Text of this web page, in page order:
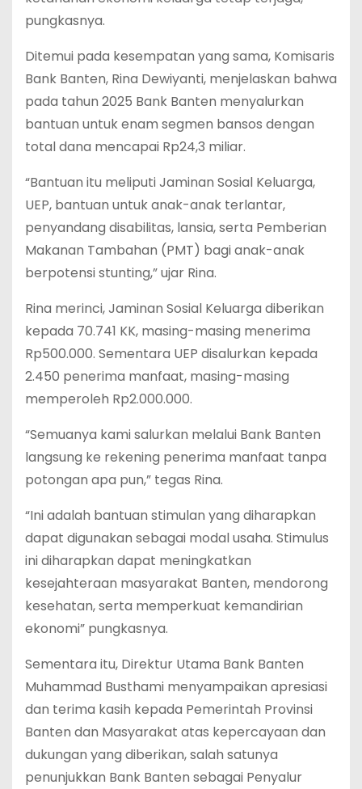
pungkasnya.
Ditemui pada kesempatan yang sama, Komisaris
Bank Banten, Rina Dewiyanti, menjelaskan bahwa
pada tahun 2025 Bank Banten menyalurkan
bantuan untuk enam segmen bansos dengan
total dana mencapai Rp24,3 miliar.
“Bantuan itu meliputi Jaminan Sosial Keluarga,
UEP, bantuan untuk anak-anak terlantar,
penyandang disabilitas, lansia, serta Pemberian
Makanan Tambahan (PMT) bagi anak-anak
berpotensi stunting,” ujar Rina.
Rina merinci, Jaminan Sosial Keluarga diberikan
kepada 70.741 KK, masing-masing menerima
Rp500.000. Sementara UEP disalurkan kepada
2.450 penerima manfaat, masing-masing
memperoleh Rp2.000.000.
“Semuanya kami salurkan melalui Bank Banten
langsung ke rekening penerima manfaat tanpa
potongan apa pun,” tegas Rina.
“Ini adalah bantuan stimulan yang diharapkan
dapat digunakan sebagai modal usaha. Stimulus
ini diharapkan dapat meningkatkan
kesejahteraan masyarakat Banten, mendorong
kesehatan, serta memperkuat kemandirian
ekonomi” pungkasnya.
Sementara itu, Direktur Utama Bank Banten
Muhammad Busthami menyampaikan apresiasi
dan terima kasih kepada Pemerintah Provinsi
Banten dan Masyarakat atas kepercayaan dan
dukungan yang diberikan, salah satunya
penunjukkan Bank Banten sebagai Penyalur